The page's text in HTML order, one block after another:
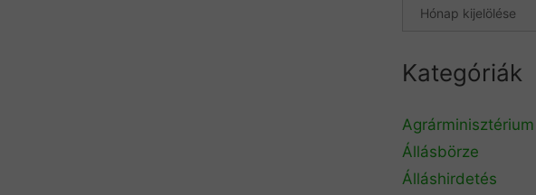
Kategóriák
Agrárminisztérium
Állásbörze
Álláshirdetés